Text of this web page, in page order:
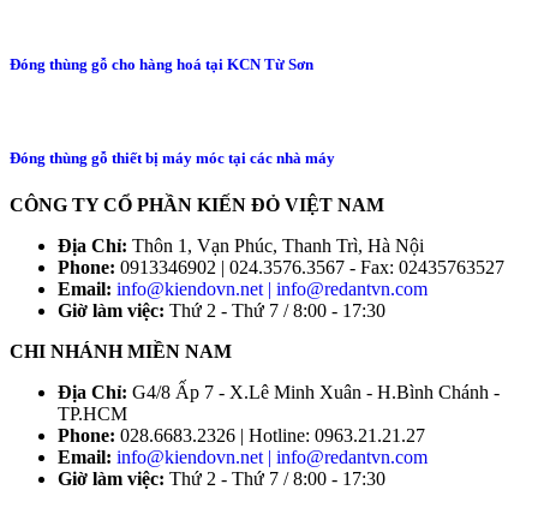
Đóng thùng gỗ cho hàng hoá tại KCN Từ Sơn
Đóng thùng gỗ thiết bị máy móc tại các nhà máy
CÔNG TY CỔ PHẦN KIẾN ĐỎ VIỆT NAM
Địa Chỉ: Thôn 1, Vạn Phúc, Thanh Trì, Hà Nội
Phone: 0913346902 | 024.3576.3567 - Fax: 02435763527
Email: info@kiendovn.net | info@redantvn.com
Giờ làm việc: Thứ 2 - Thứ 7 / 8:00 - 17:30
CHI NHÁNH MIỀN NAM
Địa Chỉ: G4/8 Ấp 7 - X.Lê Minh Xuân - H.Bình Chánh -
TP.HCM
Phone: 028.6683.2326 | Hotline: 0963.21.21.27
Email: info@kiendovn.net | info@redantvn.com
Giờ làm việc: Thứ 2 - Thứ 7 / 8:00 - 17:30